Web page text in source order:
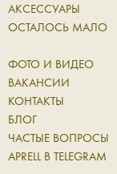
АКСЕССУАРЫ
ОСТАЛОСЬ МАЛО
ФОТО И ВИДЕО
ВАКАНСИИ
КОНТАКТЫ
БЛОГ
ЧАСТЫЕ ВОПРОСЫ
APRELL В TELEGRAM